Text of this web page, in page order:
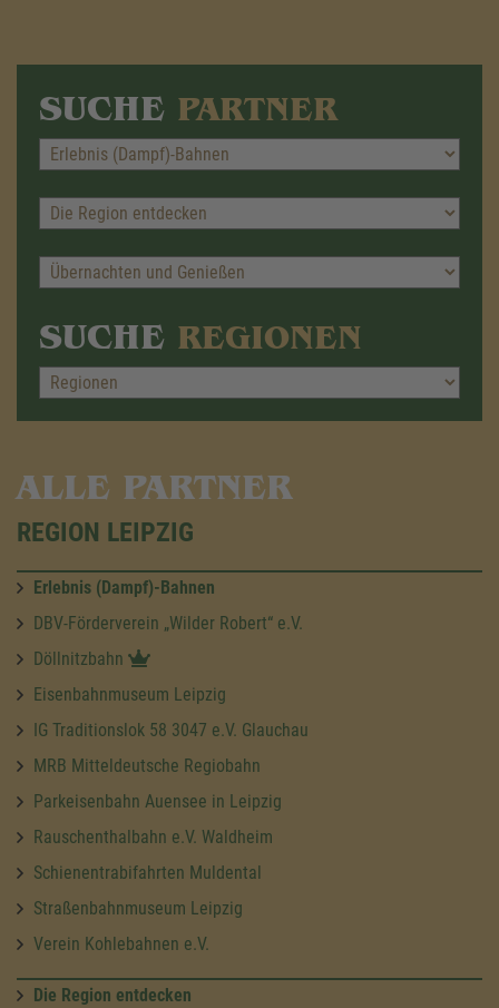
SUCHE PARTNER
SUCHE REGIONEN
ALLE PARTNER
REGION LEIPZIG
Erlebnis (Dampf)-Bahnen
DBV-Förderverein „Wilder Robert“ e.V.
Döllnitzbahn
Eisenbahnmuseum Leipzig
IG Traditionslok 58 3047 e.V. Glauchau
MRB Mitteldeutsche Regiobahn
Parkeisenbahn Auensee in Leipzig
Rauschenthalbahn e.V. Waldheim
Schienentrabifahrten Muldental
Straßenbahnmuseum Leipzig
Verein Kohlebahnen e.V.
Die Region entdecken